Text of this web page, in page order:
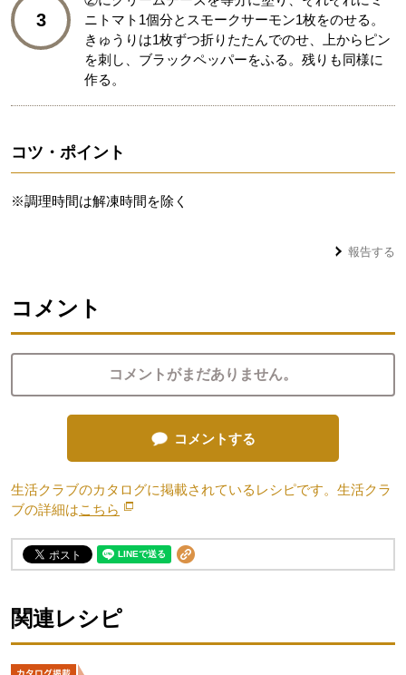
3
ニトマト1個分とスモークサーモン1枚をのせる。
きゅうりは1枚ずつ折りたたんでのせ、上からピン
を刺し、ブラックペッパーをふる。残りも同様に
作る。
コツ・ポイント
※調理時間は解凍時間を除く
報告する
コメント
コメントがまだありません。
コメントする
生活クラブのカタログに掲載されているレシピです。生活クラ
ブの詳細はこちら 別のウィンドウで開きます。
関連レシピ